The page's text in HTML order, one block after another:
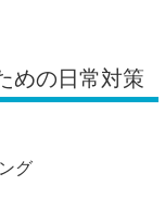
めの日常対策
グ